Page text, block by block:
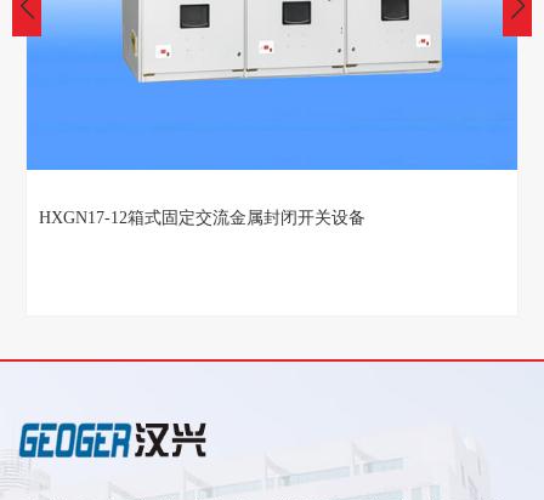
HXGN17-12箱式固定交流金属封闭开关设备